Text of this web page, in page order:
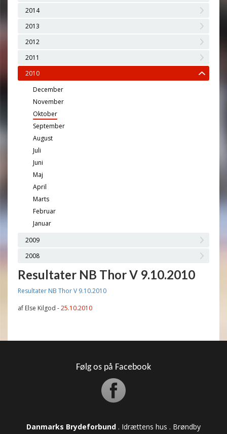
2014
2013
2012
2011
2010
December
November
Oktober
September
August
Juli
Juni
Maj
April
Marts
Februar
Januar
2009
2008
Resultater NB Thor V 9.10.2010
Resultater NB Thor V 9.10.2010
af Else Kilgod -25.10.2010
Følg os på Facebook
Danmarks Brydeforbund . Idrættens hus . Brøndby